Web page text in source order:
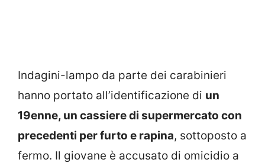
Indagini-lampo da parte dei carabinieri
hanno portato all’identificazione di un
19enne, un cassiere di supermercato con
precedenti per furto e rapina, sottoposto a
fermo. Il giovane è accusato di omicidio a